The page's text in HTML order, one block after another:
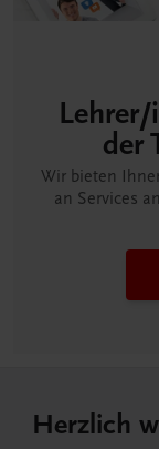
der
Wir bieten
an Services
Herzlich